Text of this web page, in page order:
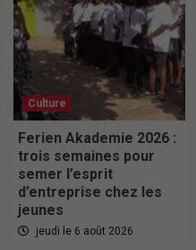
Culture
Ferien Akademie 2026 :
trois semaines pour
semer l’esprit
d’entreprise chez les
jeunes
jeudi le 6 août 2026